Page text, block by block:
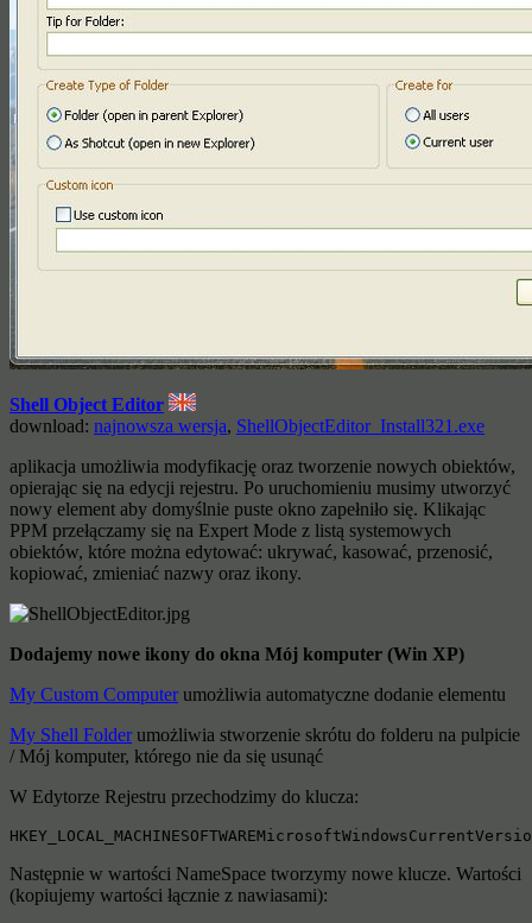
Shell Object Editor
download: najnowsza wersja, ShellObjectEditor_Install321.exe
aplikacja umożliwia modyfikację oraz tworzenie nowych obiektów,
opierając się na edycji rejestru. Po uruchomieniu musimy utworzyć
nowy element aby domyślnie puste okno zapełniło się. Klikając
PPM przełączamy się na Expert Mode z listą systemowych
obiektów, które można edytować: ukrywać, kasować, przenosić,
kopiować, zmieniać nazwy oraz ikony.
Dodajemy nowe ikony do okna Mój komputer (Win XP)
My Custom Computerumożliwia automatyczne dodanie elementu
My Shell Folderumożliwia stworzenie skrótu do folderu na pulpicie
/ Mój komputer, którego nie da się usunąć
W Edytorze Rejestru przechodzimy do klucza:
Następnie w wartości NameSpace tworzymy nowe klucze. Wartości
(kopiujemy wartości łącznie z nawiasami):